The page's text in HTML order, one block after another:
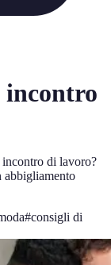
incontro
incontro di lavoro?
abbigliamento
#consigli di